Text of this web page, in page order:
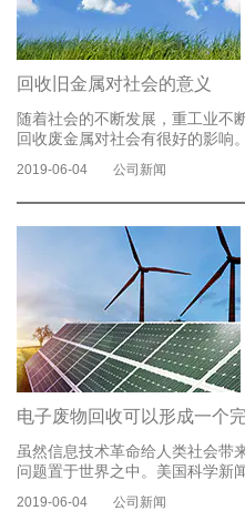
回收旧金属对社会的意义
随着社会的不断发展，重工业不
回收废金属对社会有很好的影响
收行业的深刻理解及其在服务领
有盛誉的专业回收服务提供商，
属可以重复使用，而另一些则不
再生废锡将更高，并且不可用的
通常在正常情况下可重复使用，
兴趣的回收行业。如果随意处理
染，还会浪费有限的金属...了解
2019-06-04 公司新闻
电子废物回收可以形成一个
虽然信息技术革命给人类社会带
问题置于世界之中。美国科学新
了世界，每隔21秒就被添加到一
2019-06-04 公司新闻